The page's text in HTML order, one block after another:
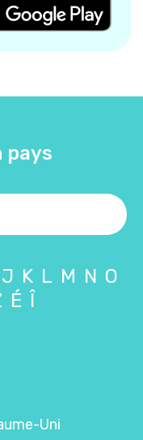
pays
J K L M N O
É Î
Uni